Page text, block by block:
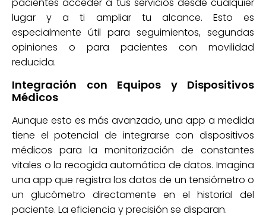
pacientes acceder a tus servicios desde cualquier
lugar y a ti ampliar tu alcance. Esto es
especialmente útil para seguimientos, segundas
opiniones o para pacientes con movilidad
reducida.
Integración con Equipos y Dispositivos
Médicos
Aunque esto es más avanzado, una app a medida
tiene el potencial de integrarse con dispositivos
médicos para la monitorización de constantes
vitales o la recogida automática de datos. Imagina
una app que registra los datos de un tensiómetro o
un glucómetro directamente en el historial del
paciente. La eficiencia y precisión se disparan.